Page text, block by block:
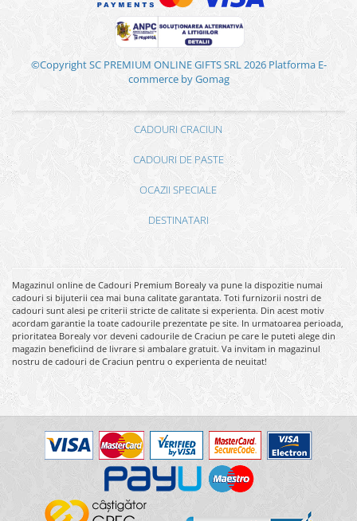
©Copyright SC PREMIUM ONLINE GIFTS SRL 2026 Platforma E-
commerce by Gomag
CADOURI CRACIUN
CADOURI DE PASTE
OCAZII SPECIALE
DESTINATARI
Magazinul online de Cadouri Premium Borealy va pune la dispozitie numai
cadouri si bijuterii cea mai buna calitate garantata. Toti furnizorii nostri de
cadouri sunt alesi pe criterii stricte de calitate si experienta. Din acest motiv
acordam garantie la toate cadourile prezentate pe site. In urmatoarea perioada,
prioritatea Borealy vor deveni cadourile de Craciun pe care le puteti alege din
magazin beneficiind de livrare si ambalare gratuit. Va invitam in magazinul
nostru de cadouri de Craciun pentru o experienta de neuitat!